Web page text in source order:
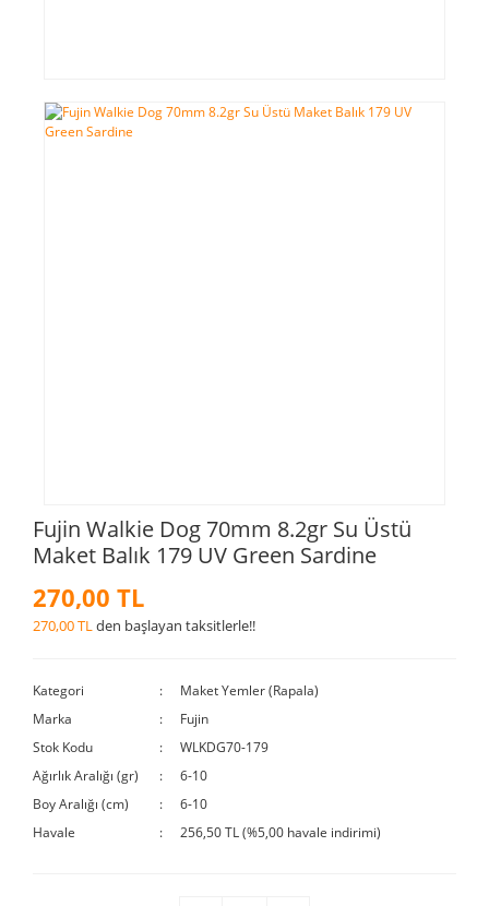
Fujin Walkie Dog 70mm 8.2gr Su Üstü
Maket Balık 179 UV Green Sardine
270,00 TL
270,00 TLden başlayan taksitlerle!!
Kategori
Maket Yemler (Rapala)
Marka
Fujin
Stok Kodu
WLKDG70-179
Ağırlık Aralığı (gr)
6-10
Boy Aralığı (cm)
6-10
Havale
256,50 TL (%5,00 havale indirimi)